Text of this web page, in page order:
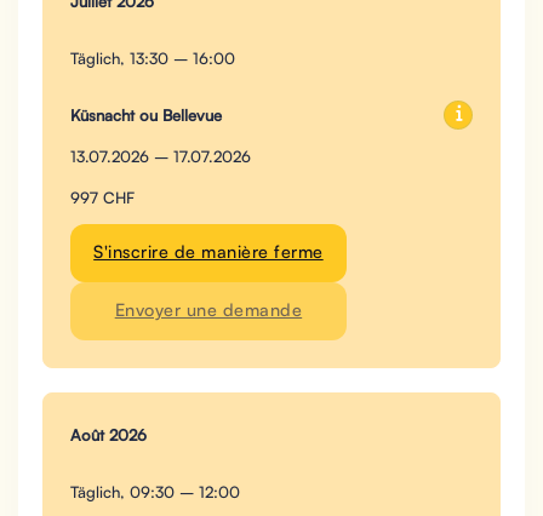
Täglich, 13:30 – 16:00
Küsnacht ou Bellevue
13.07.2026 – 17.07.2026
997 CHF
S'inscrire de manière ferme
Envoyer une demande
Août 2026
Täglich, 09:30 – 12:00